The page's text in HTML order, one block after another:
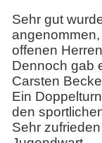
Sehr gut
offenen
Dennoch gab
Carsten
Ein
den
Sehr